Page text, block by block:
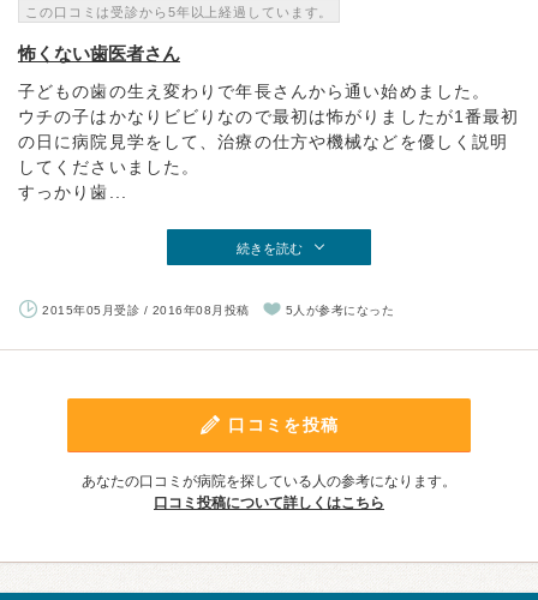
この口コミは受診から5年以上経過しています。
怖くない歯医者さん
子どもの歯の生え変わりで年長さんから通い始めました。
ウチの子はかなりビビりなので最初は怖がりましたが1番最初
の日に病院見学をして、治療の仕方や機械などを優しく説明
してくださいました。
すっかり歯...
続きを読む
2015年05月受診 / 2016年08月投稿 5人が参考になった
口コミを投稿
あなたの口コミが病院を探している人の参考になります。
口コミ投稿について詳しくはこちら